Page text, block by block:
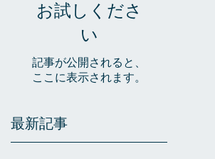
お試しくださ
い
記事が公開されると、
ここに表示されます。
最新記事